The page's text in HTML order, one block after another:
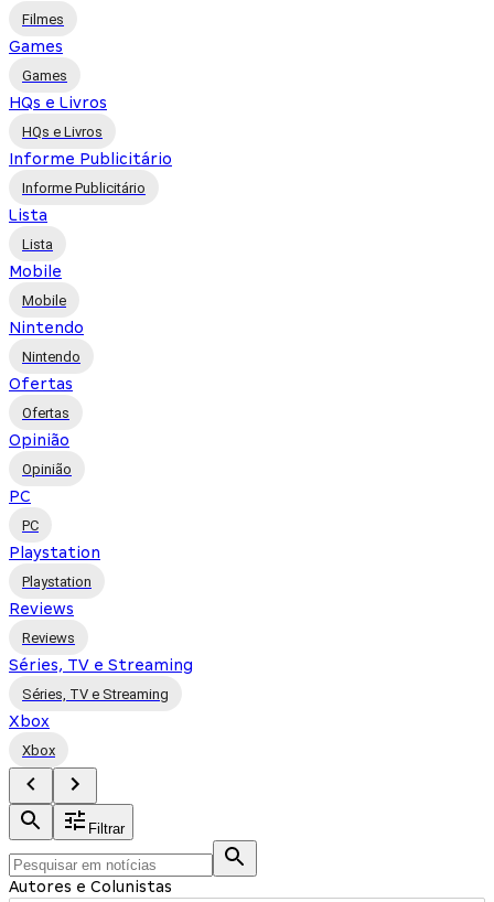
Filmes
Games
Games
HQs e Livros
HQs e Livros
Informe Publicitário
Informe Publicitário
Lista
Lista
Mobile
Mobile
Nintendo
Nintendo
Ofertas
Ofertas
Opinião
Opinião
PC
PC
Playstation
Playstation
Reviews
Reviews
Séries, TV e Streaming
Séries, TV e Streaming
Xbox
Xbox
Filtrar
Autores e Colunistas